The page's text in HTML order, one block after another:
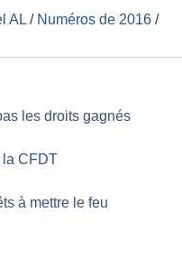
AL / Numéros de 2016 /
les droits gagnés
la CFDT
à mettre le feu